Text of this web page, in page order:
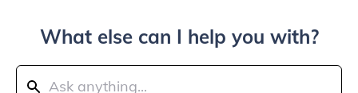
What else can I help you with?